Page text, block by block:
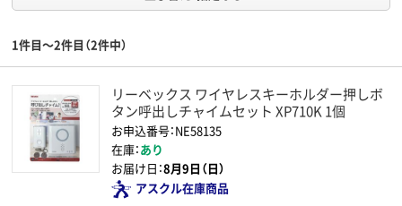
1件目～2件目（2件中）
リーベックス ワイヤレスキーホルダー押しボ
タン呼出しチャイムセット XP710K 1個
お申込番号：NE58135
在庫：あり
お届け日：8月9日（日）
アスクル在庫商品